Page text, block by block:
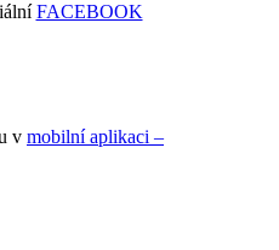
FACEBOOK
v mobilní aplikaci –